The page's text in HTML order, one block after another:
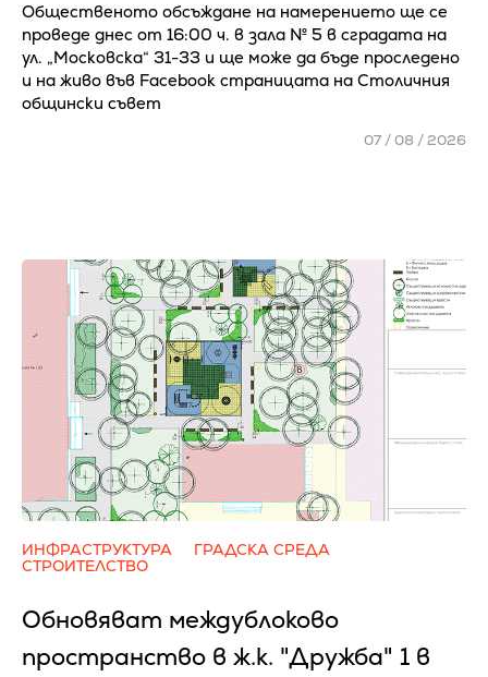
Общественото обсъждане на намерението ще се
проведе днес от 16:00 ч. в зала № 5 в сградата на
ул. „Московска“ 31-33 и ще може да бъде проследено
и на живо във Facebook страницата на Столичния
общински съвет
07 / 08 / 2026
ИНФРАСТРУКТУРА
ГРАДСКА СРЕДА
СТРОИТЕЛСТВО
Обновяват междублоково
пространство в ж.к. "Дружба" 1 в